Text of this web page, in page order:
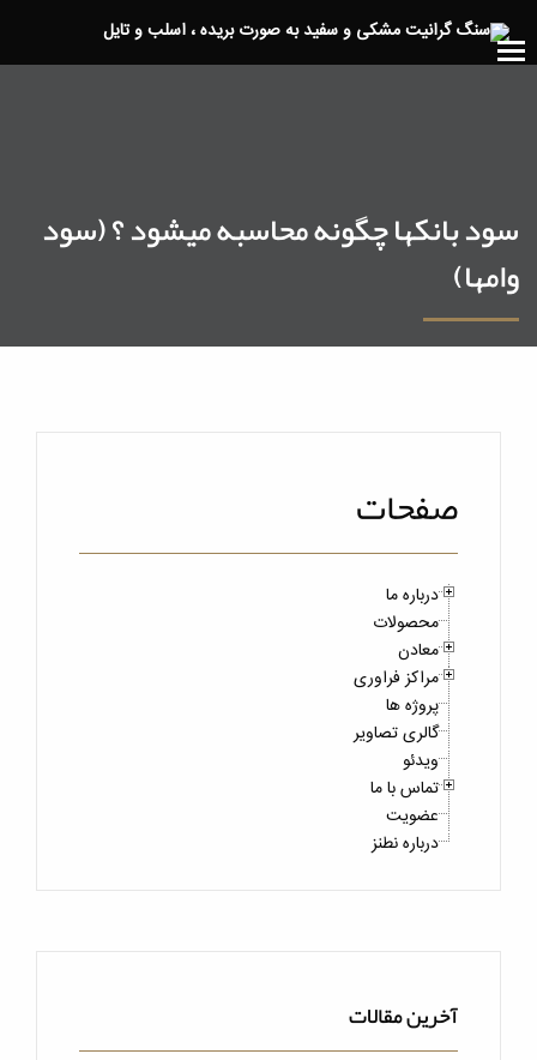
سود بانکها چگونه محاسبه میشود ؟ (سود
وامها)
صفحات
درباره ما
محصولات
معادن
مراکز فراوری
پروژه ها
گالری تصاویر
ویدئو
تماس با ما
عضویت
درباره نطنز
آخرین مقالات